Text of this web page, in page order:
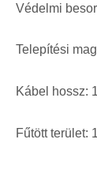
Védelmi
Telepítési
Kábel hossz:
Fűtött terület: